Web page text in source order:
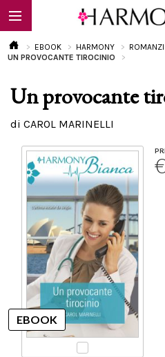
EBOOK
EBOOK HARMONY
UN PROVOCANTE TIROCINIO
Un provocante
di CAROL MARINELLI